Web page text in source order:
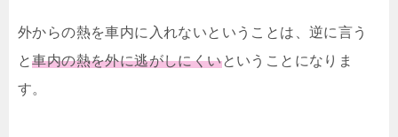
外からの熱を車内に入れないということは、逆に言う
と車内の熱を外に逃がしにくいということになりま
す。